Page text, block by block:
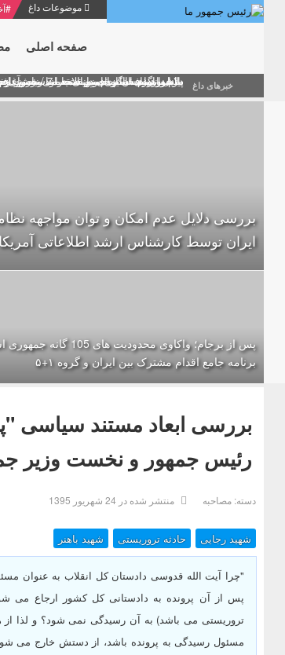
موضوعات داغ #
صفحه اصلی
خبرهای داغ منشور گفتمان امام و انقلاب - 7 /بخش دوم : شرح پیام ۱۰ خرداد ۱۳۶۹ امام خامنه ای/ فصل پنجم: حفظ عزّت و کرامت انقلابی
بازخوانی افشاگری سپهبد محمود منصور
دلایل اهمیت سیزدهمین انتخابات ریاست
بیانات امام خامنه ای در سخنرانی
پیام نوروزی امام خامنه ای به مناسبت آغاز
بررسی دلایل عدم امکان و توان مواجهه
ایران توسط کارشناس ارشد اطلاعاتی
پس از برجام؛ واکاوی محدودیت
برنامه جامع اقدام مشترک بین ایران و گروه ۱+۵
بررسی ابعاد مستند سیاسی
رئیس جمهور و نخست وزیر
دسته: مصاحبه منتشر شده در 24 شهریور 1395
شهید رجایی حادثه تروریستی شهید باهنر
"چرا آیت الله قدوسی دادستان کل انقلاب به عنوان
پس از آن پرونده به دادستانی کل کشور ارجاع می
تروریستی می باشد) به آن رسیدگی نمی شود؟ و لذا از
مسئول رسیدگی به پرونده باشد، از دستش خارج می